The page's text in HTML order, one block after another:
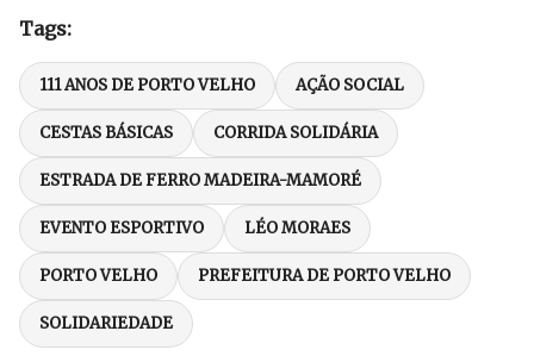
Tags:
111 ANOS DE PORTO VELHO AÇÃO SOCIAL
CESTAS BÁSICAS CORRIDA SOLIDÁRIA
ESTRADA DE FERRO MADEIRA-MAMORÉ
EVENTO ESPORTIVO LÉO MORAES
PORTO VELHO PREFEITURA DE PORTO VELHO
SOLIDARIEDADE